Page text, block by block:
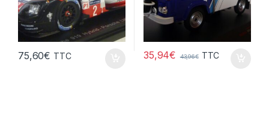
75,60€ TTC 35,94€ 43,96€ TTC